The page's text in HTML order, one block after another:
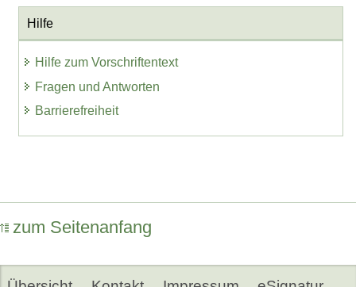
Hilfe
Hilfe zum Vorschriftentext
Fragen und Antworten
Barrierefreiheit
zum Seitenanfang